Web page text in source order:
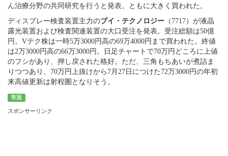
ん治療分野の共同研究を行うと発表。ともに大きく買われた。
ディスプレー検査装置主力のブイ・テクノロジー （7717）が液晶
露光装置および検査関連装置の大口受注を発表。受注総額は50億
円。Vテク株は一時5万3000円高の69万4000円まで買われた。終値
は2万3000円高の66万3000円。日足チャートで70万円どころに上値
のフシがあり、押し戻された格好。ただ、三角もちあいが煮詰ま
りつつあり、70万円上抜けから7月27日につけた72万3000円の年初
来高値更新は射程圏となりそう。
市況
スポンサーリンク